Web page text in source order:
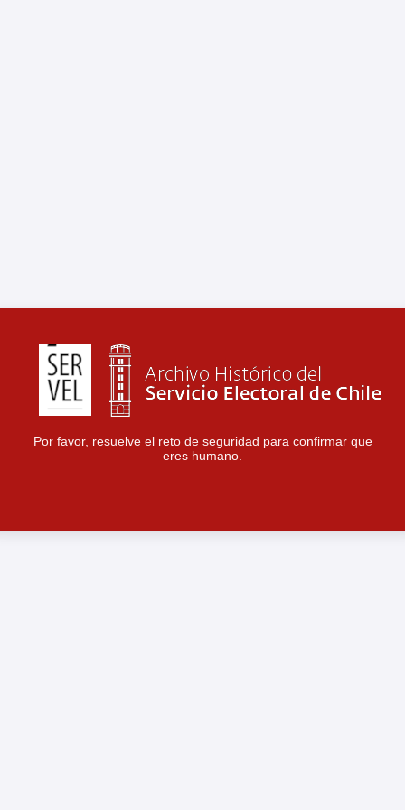
Por favor, resuelve el reto de seguridad para confirmar que
eres humano.